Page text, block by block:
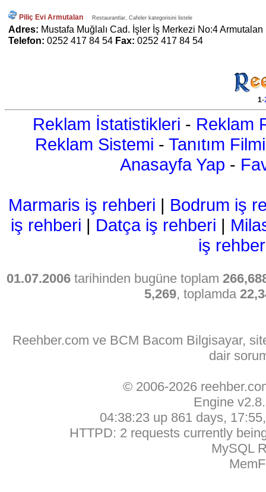
Piliç Evi Armutalan Restaurantlar, Cafeler kategorisini listele
Adres: Mustafa Muğlalı Cad. İşler İş Merkezi No:4
Telefon: 0252 417 84 54 Fax: 0252 417 84 54
1-
Reklam İstatistikleri - Reklam
Reklam Sistemi - Tanıtım Filmi
Anasayfa Yap -
Marmaris iş rehberi | Bodrum iş
iş rehberi | Datça iş rehberi |
iş
01.07.2006 tarihinden bugüne toplam
5,269, toplamda
Reehber.com ve BCM Bacom Bilgisayar,
dair
© 2006-2026
Engine
04:38:23 up 861 days,
HTTPD: 2 requests currently
MySQL